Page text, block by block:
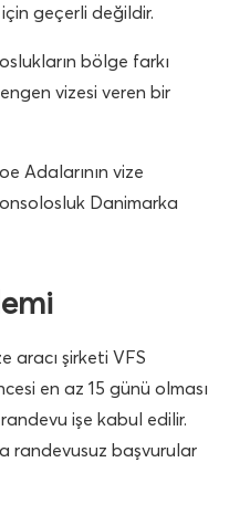
geçerli değildir.
bölge farkı
vizesi veren bir
Adalarının vize
Danimarka
aracı şirketi VFS
en az 15 günü olması
işe kabul edilir.
randevusuz başvurular